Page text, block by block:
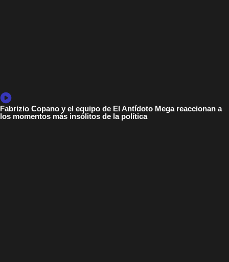
Fabrizio Copano y el equipo de El Antídoto Mega reaccionan a
los momentos más insólitos de la política